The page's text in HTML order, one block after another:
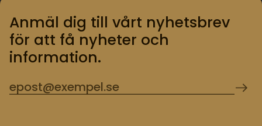
Anmäl dig till vårt nyhetsbrev
för att få nyheter och
information.